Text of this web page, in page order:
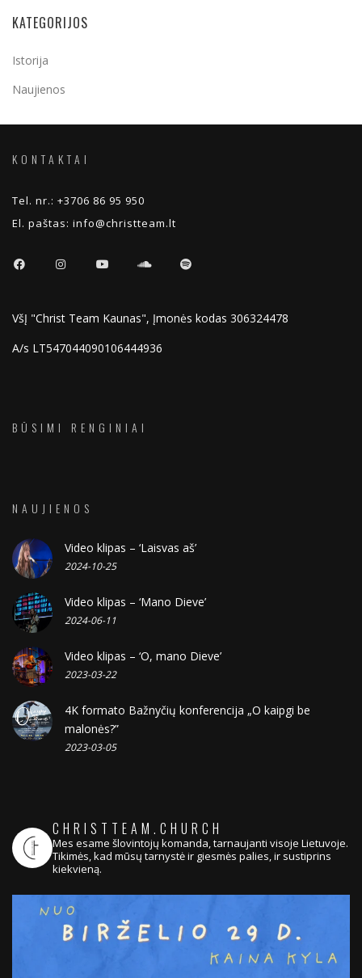
KATEGORIJOS
Istorija
Naujienos
KONTAKTAI
Tel. nr.: +3706 86 95 950
El. paštas: info@christteam.lt
VšĮ "Christ Team Kaunas", Įmonės kodas 306324478
A/s LT547044090106444936
BŪSIMI RENGINIAI
NAUJIENOS
Video klipas – ‘Laisvas aš’
2024-10-25
Video klipas – ‘Mano Dieve’
2024-06-11
Video klipas – ‘O, mano Dieve’
2023-03-22
4K formato Bažnyčių konferencija „O kaipgi be
malonės?”
2023-03-05
CHRISTTEAM.CHURCH
Mes esame šlovintojų komanda, tarnaujanti visoje Lietuvoje.
Tikimės, kad mūsų tarnystė ir giesmės palies, ir sustiprins
kiekvieną.